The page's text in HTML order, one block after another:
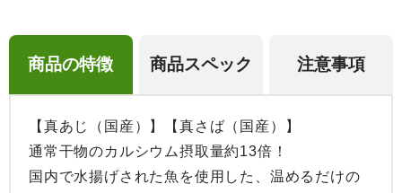
商品の特徴 商品スペック 注意事項
【真あじ（国産）】【真さば（国産）】
通常干物のカルシウム摂取量約13倍！
国内で水揚げされた魚を使用した、温めるだけの